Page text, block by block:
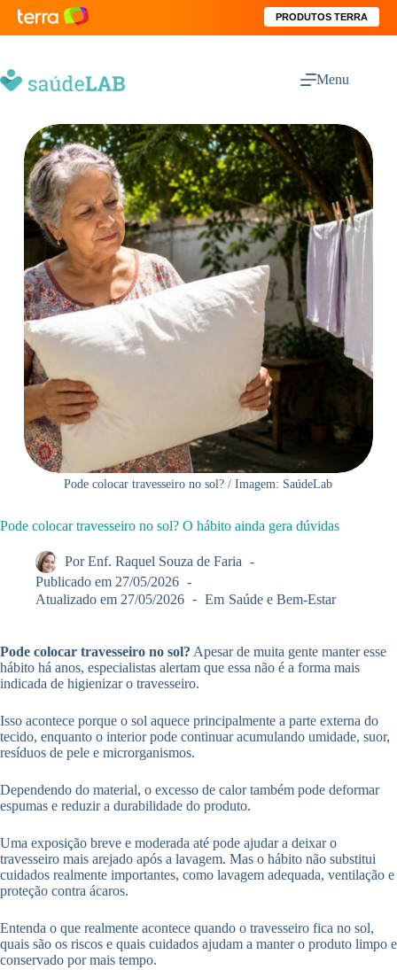
PRODUTOS TERRA
Menu
Pode colocar travesseiro no sol? / Imagem: SaúdeLab
Pode colocar travesseiro no sol? O hábito ainda gera dúvidas
Por Enf. Raquel Souza de Faria
Publicado em 27/05/2026
Atualizado em 27/05/2026 Em Saúde e Bem-Estar
Pode colocar travesseiro no sol? Apesar de muita gente manter esse
hábito há anos, especialistas alertam que essa não é a forma mais
indicada de higienizar o travesseiro.
Isso acontece porque o sol aquece principalmente a parte externa do
tecido, enquanto o interior pode continuar acumulando umidade, suor,
resíduos de pele e microrganismos.
Dependendo do material, o excesso de calor também pode deformar
espumas e reduzir a durabilidade do produto.
Uma exposição breve e moderada até pode ajudar a deixar o
travesseiro mais arejado após a lavagem. Mas o hábito não substitui
cuidados realmente importantes, como lavagem adequada, ventilação e
proteção contra ácaros.
Entenda o que realmente acontece quando o travesseiro fica no sol,
quais são os riscos e quais cuidados ajudam a manter o produto limpo e
conservado por mais tempo.